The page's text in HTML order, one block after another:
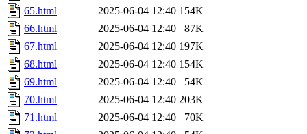
65.html
2025-06-04 12:40 154K
66.html
2025-06-04 12:40
87K
67.html
2025-06-04 12:40 197K
68.html
2025-06-04 12:40 154K
69.html
2025-06-04 12:40
54K
70.html
2025-06-04 12:40 203K
71.html
2025-06-04 12:40
70K